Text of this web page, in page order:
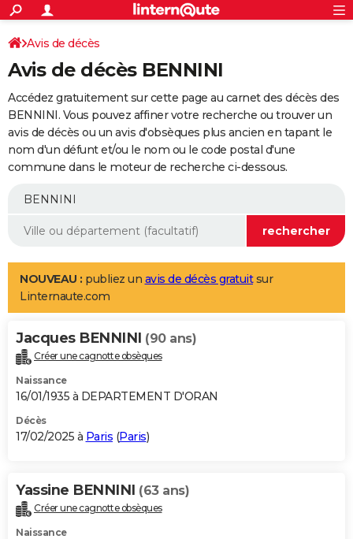
ACTUALITÉS
Politique
Société
Faits Divers
Education
Monde
Villes
+
SPORT
Coupe du monde 2026
Football
Tennis
Cyclisme
Rugby
Forum
Programme TV
TNT
Streaming
Cinéma
Sorties cinéma
Musique
+
FINANCE
Retraite
Epargne
Immobilier
Risques naturels par ville
Banque
Assurance
AUTO
Essais
Réserver un essai
Citadines
Berlines
SUV
Forum auto
+
Mobiles
Meilleur smartphone
Internet
Ordinateurs
Jeux vidéo
Guide high-tech
Aménagement intérieur
LIFESTYLE
Art de vivre
Bien-être
Loisirs
Mode
Modes de vie
Alimentation
Guide de la santé
Maladies
Médicaments
Sommeil
VOYAGE
Destinations
City break
Voyage nature
Voyage de noces
Forum
Climat
+PHOTO
GUIDES D'ACHAT
BONS PLANS
Carte de Noël
Carte Bonne année
Carte Saint-Valentin
Carte Pâques
Carte d'anniversaire
DICTIONNAIRE
Dictionnaire
Biographies
Citations
Expressions
Proverbes
PROGRAMME TV
Avis de décès
Avis de décès BENNINI
Accédez gratuitement sur cette page au carnet des décès des
BENNINI. Vous pouvez affiner votre recherche ou trouver un
avis de décès ou un avis d'obsèques plus ancien en tapant le
nom d'un défunt et/ou le nom ou le code postal d'une
commune dans le moteur de recherche ci-dessous.
NOUVEAU : publiez un avis de décès gratuitsur
Linternaute.com
Jacques BENNINI (90 ans)
Créer une cagnotte obsèques
Naissance
16/01/1935 à DEPARTEMENT D'ORAN
Décès
17/02/2025 à Paris (Paris)
Yassine BENNINI (63 ans)
Créer une cagnotte obsèques
Naissance